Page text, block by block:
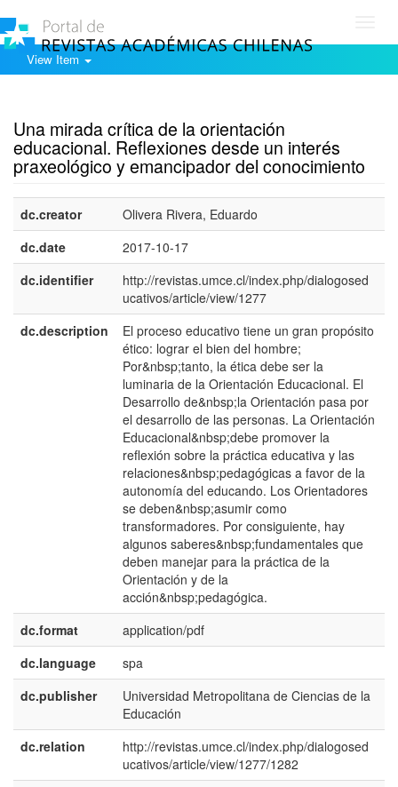
View Item
Una mirada crítica de la orientación
educacional. Reflexiones desde un interés
praxeológico y emancipador del conocimiento
dc.creator
Olivera Rivera, Eduardo
dc.date
2017-10-17
dc.identifier
http://revistas.umce.cl/index.php/dialogosed
ucativos/article/view/1277
dc.description
El proceso educativo tiene un gran propósito
ético: lograr el bien del hombre;
Por&nbsp;tanto, la ética debe ser la
luminaria de la Orientación Educacional. El
Desarrollo de&nbsp;la Orientación pasa por
el desarrollo de las personas. La Orientación
Educacional&nbsp;debe promover la
reflexión sobre la práctica educativa y las
relaciones&nbsp;pedagógicas a favor de la
autonomía del educando. Los Orientadores
se deben&nbsp;asumir como
transformadores. Por consiguiente, hay
algunos saberes&nbsp;fundamentales que
deben manejar para la práctica de la
Orientación y de la
acción&nbsp;pedagógica.
dc.format
application/pdf
dc.language
spa
dc.publisher
Universidad Metropolitana de Ciencias de la
Educación
dc.relation
http://revistas.umce.cl/index.php/dialogosed
ucativos/article/view/1277/1282